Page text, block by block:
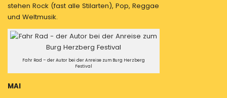
stehen Rock (fast alle Stilarten), Pop, Reggae
und Weltmusik.
Fahr Rad – der Autor bei der Anreise zum Burg Herzberg
Festival
MAI